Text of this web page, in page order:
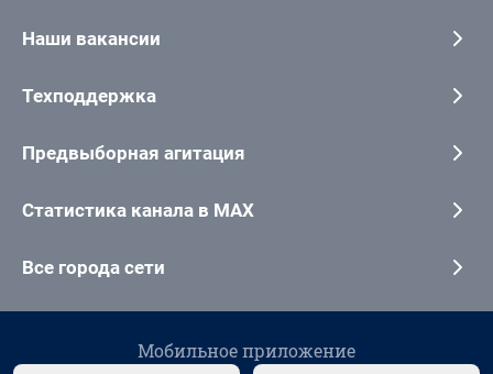
Наши вакансии
Техподдержка
Предвыборная агитация
Статистика канала в MAX
Все города сети
Мобильное приложение